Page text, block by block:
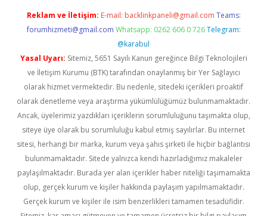
Reklam ve İletişim: E-mail: backlinkpaneli@gmail.com Teams:
forumhizmeti@gmail.com Whatsapp: 0262 606 0 726 Telegram:
@karabul
Yasal Uyarı: Sitemiz, 5651 Sayılı Kanun gereğince Bilgi Teknolojileri
ve İletişim Kurumu (BTK) tarafından onaylanmış bir Yer Sağlayıcı
olarak hizmet vermektedir. Bu nedenle, sitedeki içerikleri proaktif
olarak denetleme veya araştırma yükümlülüğümüz bulunmamaktadır.
Ancak, üyelerimiz yazdıkları içeriklerin sorumluluğunu taşımakta olup,
siteye üye olarak bu sorumluluğu kabul etmiş sayılırlar. Bu internet
sitesi, herhangi bir marka, kurum veya şahıs şirketi ile hiçbir bağlantısı
bulunmamaktadır. Sitede yalnızca kendi hazırladığımız makaleler
paylaşılmaktadır. Burada yer alan içerikler haber niteliği taşımamakta
olup, gerçek kurum ve kişiler hakkında paylaşım yapılmamaktadır.
Gerçek kurum ve kişiler ile isim benzerlikleri tamamen tesadüfidir.